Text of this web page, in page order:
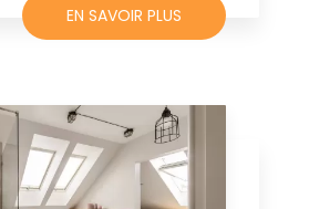
EN SAVOIR PLUS